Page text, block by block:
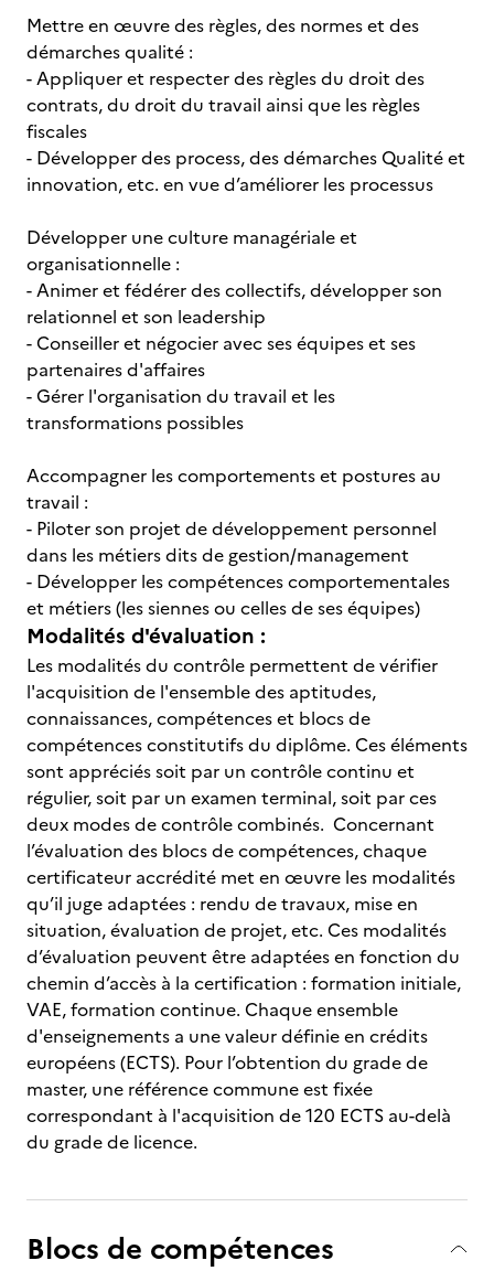
Mettre en œuvre des règles, des normes et des
démarches qualité :
- Appliquer et respecter des règles du droit des
contrats, du droit du travail ainsi que les règles
fiscales
- Développer des process, des démarches Qualité et
innovation, etc. en vue d’améliorer les processus
Développer une culture managériale et
organisationnelle :
- Animer et fédérer des collectifs, développer son
relationnel et son leadership
- Conseiller et négocier avec ses équipes et ses
partenaires d'affaires
- Gérer l'organisation du travail et les
transformations possibles
Accompagner les comportements et postures au
travail :
- Piloter son projet de développement personnel
dans les métiers dits de gestion/management
- Développer les compétences comportementales
et métiers (les siennes ou celles de ses équipes)
Modalités d'évaluation :
Les modalités du contrôle permettent de vérifier
l'acquisition de l'ensemble des aptitudes,
connaissances, compétences et blocs de
compétences constitutifs du diplôme. Ces éléments
sont appréciés soit par un contrôle continu et
régulier, soit par un examen terminal, soit par ces
deux modes de contrôle combinés. Concernant
l’évaluation des blocs de compétences, chaque
certificateur accrédité met en œuvre les modalités
qu’il juge adaptées : rendu de travaux, mise en
situation, évaluation de projet, etc. Ces modalités
d’évaluation peuvent être adaptées en fonction du
chemin d’accès à la certification : formation initiale,
VAE, formation continue. Chaque ensemble
d'enseignements a une valeur définie en crédits
européens (ECTS). Pour l’obtention du grade de
master, une référence commune est fixée
correspondant à l'acquisition de 120 ECTS au-delà
du grade de licence.
Blocs de compétences